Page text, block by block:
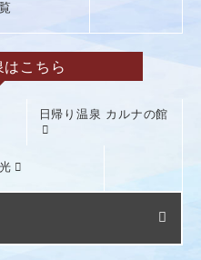
こちら
日帰り温泉 カルナの館